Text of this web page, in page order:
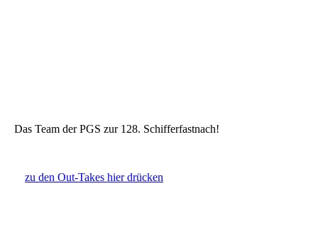
Das Team der PGS zur 128. Schifferfastnach!
zu den Out-Takes hier drücken